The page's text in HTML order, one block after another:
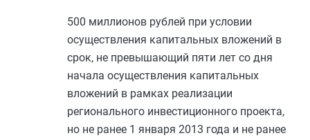
500 миллионов рублей при условии
осуществления капитальных вложений в
срок, не превышающий пяти лет со дня
начала осуществления капитальных
вложений в рамках реализации
регионального инвестиционного проекта,
но не ранее 1 января 2013 года и не ранее